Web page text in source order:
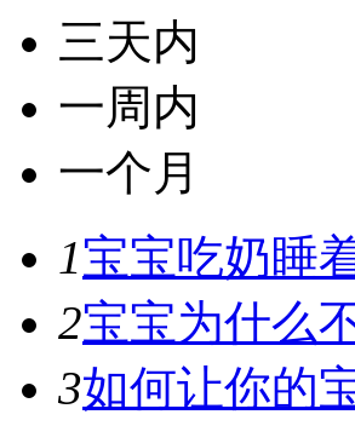
三天内
一周内
一个月
1宝宝吃奶睡
2宝宝为什么
3如何让你的